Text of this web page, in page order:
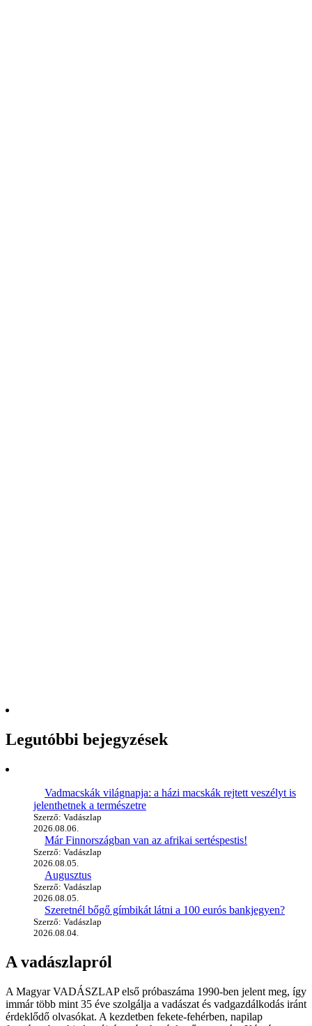
Legutóbbi bejegyzések
Vadmacskák világnapja: a házi macskák rejtett veszélyt is
jelenthetnek a természetre
Szerző: Vadászlap
2026.08.06.
Már Finnországban van az afrikai sertéspestis!
Szerző: Vadászlap
2026.08.05.
Augusztus
Szerző: Vadászlap
2026.08.05.
Szeretnél bőgő gímbikát látni a 100 eurós bankjegyen?
Szerző: Vadászlap
2026.08.04.
A vadászlapról
A Magyar VADÁSZLAP első próbaszáma 1990-ben jelent meg, így
immár több mint 35 éve szolgálja a vadászat és vadgazdálkodás iránt
érdeklődő olvasókat. A kezdetben fekete-fehérben, napilap